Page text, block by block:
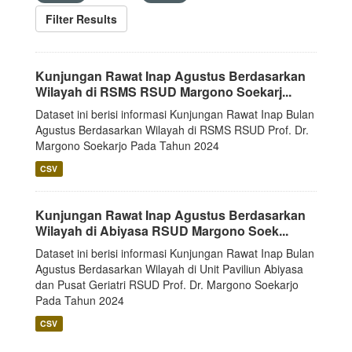
Filter Results
Kunjungan Rawat Inap Agustus Berdasarkan
Wilayah di RSMS RSUD Margono Soekarj...
Dataset ini berisi informasi Kunjungan Rawat Inap Bulan
Agustus Berdasarkan Wilayah di RSMS RSUD Prof. Dr.
Margono Soekarjo Pada Tahun 2024
CSV
Kunjungan Rawat Inap Agustus Berdasarkan
Wilayah di Abiyasa RSUD Margono Soek...
Dataset ini berisi informasi Kunjungan Rawat Inap Bulan
Agustus Berdasarkan Wilayah di Unit Paviliun Abiyasa
dan Pusat Geriatri RSUD Prof. Dr. Margono Soekarjo
Pada Tahun 2024
CSV